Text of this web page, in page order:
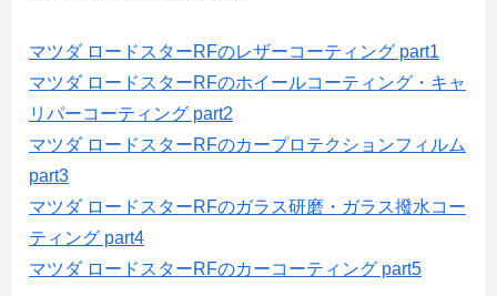
マツダ ロードスターRFのレザーコーティング part1
マツダ ロードスターRFのホイールコーティング・キャ
リパーコーティング part2
マツダ ロードスターRFのカープロテクションフィルム
part3
マツダ ロードスターRFのガラス研磨・ガラス撥水コー
ティング part4
マツダ ロードスターRFのカーコーティング part5